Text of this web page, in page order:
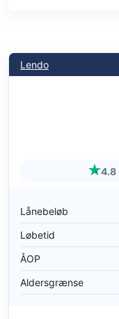
Lendo
4.8
Lånebeløb
Løbetid
ÅOP
Aldersgrænse